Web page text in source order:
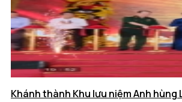
Khánh thành Khu lưu niệm Anh